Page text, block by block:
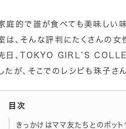
庭的で誰が食べても美味しい
は、そんな評判にたくさんの女
日、TOKYO GIRL’S
たが、そこでのレシピも珠子さ
目次
きっかけはママ友たちとのポット